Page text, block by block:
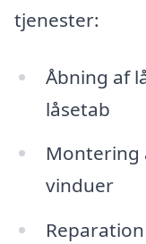
tjenester:
Åbning af
låsetab
Montering
vinduer